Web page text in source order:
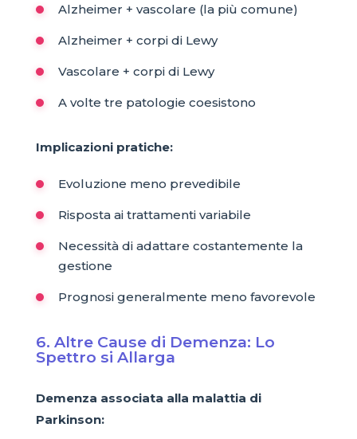
Alzheimer + vascolare (la più comune)
Alzheimer + corpi di Lewy
Vascolare + corpi di Lewy
A volte tre patologie coesistono
Implicazioni pratiche:
Evoluzione meno prevedibile
Risposta ai trattamenti variabile
Necessità di adattare costantemente la
gestione
Prognosi generalmente meno favorevole
6. Altre Cause di Demenza: Lo
Spettro si Allarga
Demenza associata alla malattia di
Parkinson: